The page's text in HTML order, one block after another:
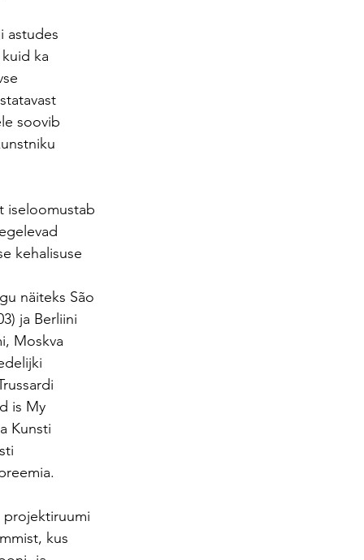
astudes
ka
soovib
iseloomustab
kehalisuse
näiteks São
ja Berliini
Moskva
is My
Kunsti
projektiruumi
kus